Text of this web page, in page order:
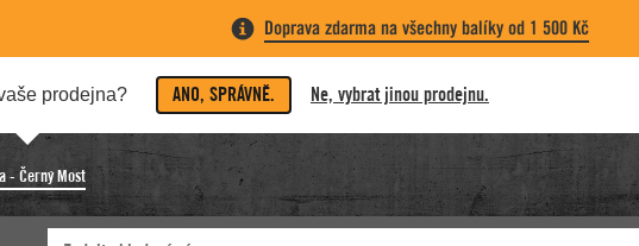
Doprava zdarma na všechny balíky od 1 500 Kč
prodejna? ANO, SPRÁVNĚ. Ne, vybrat jinou prodejnu.
- Černý Most